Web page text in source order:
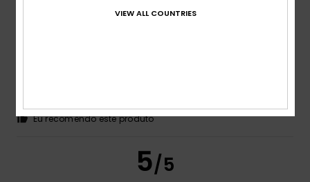
Eu recomendo este produto
5/5
VIEW ALL COUNTRIES